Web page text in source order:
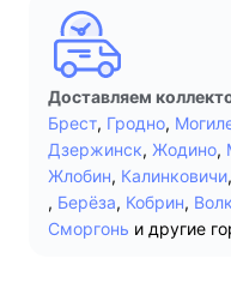
Доставляем
Брест, Гродно,
Дзержинск, Жодино,
Жлобин, Калинковичи,
, Берёза, Кобрин,
Сморгонь и другие